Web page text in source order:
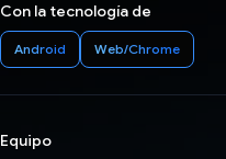
Con la tecnología de
Android Web/Chrome
Equipo